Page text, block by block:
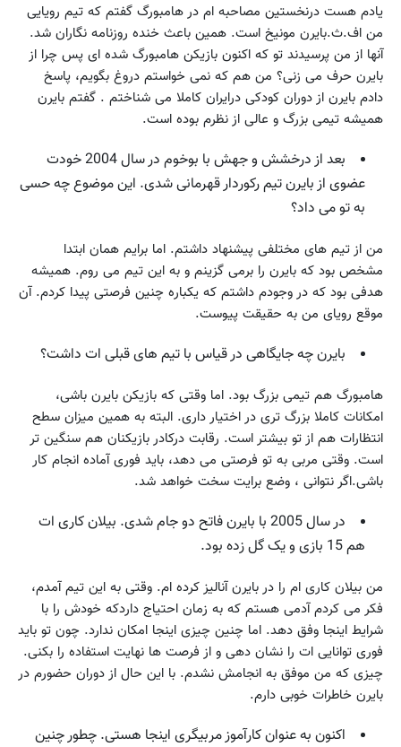
یادم هست درنخستین مصاحبه ام در هامبورگ گفتم که تیم رویایی
من اف.ث.بایرن مونیخ است. همین باعث خنده روزنامه نگاران شد.
آنها از من پرسیدند تو که اکنون بازیکن هامبورگ شده ای پس چرا از
بایرن حرف می زنی؟ من هم که نمی خواستم دروغ بگویم، پاسخ
دادم بایرن از دوران کودکی درایران کاملا می شناختم . گفتم بایرن
همیشه تیمی بزرگ و عالی از نظرم بوده است.
بعد از درخشش و جهش با بوخوم در سال 2004 خودت
عضوی از بایرن تیم رکوردار قهرمانی شدی. این موضوع چه حسی
به تو می داد؟
من از تیم های مختلفی پیشنهاد داشتم. اما برایم همان ابتدا
مشخص بود که بایرن را برمی گزینم و به این تیم می روم. همیشه
هدفی بود که در وجودم داشتم که یکباره چنین فرصتی پیدا کردم. آن
موقع رویای من به حقیقت پیوست.
بایرن چه جایگاهی در قیاس با تیم های قبلی ات داشت؟
هامبورگ هم تیمی بزرگ بود. اما وقتی که بازیکن بایرن باشی،
امکانات کاملا بزرگ تری در اختیار داری. البته به همین میزان سطح
انتظارات هم از تو بیشتر است. رقابت درکادر بازیکنان هم سنگین تر
است. وقتی مربی به تو فرصتی می دهد، باید فوری آماده انجام کار
باشی.اگر نتوانی ، وضع برایت سخت خواهد شد.
در سال 2005 با بایرن فاتح دو جام شدی. بیلان کاری ات
هم 15 بازی و یک گل زده بود.
من بیلان کاری ام را در بایرن آنالیز کرده ام. وقتی به این تیم آمدم،
فکر می کردم آدمی هستم که به زمان احتیاج داردکه خودش را با
شرایط اینجا وفق دهد. اما چنین چیزی اینجا امکان ندارد. چون تو باید
فوری توانایی ات را نشان دهی و از فرصت ها نهایت استفاده را بکنی.
چیزی که من موفق به انجامش نشدم. با این حال از دوران حضورم در
بایرن خاطرات خوبی دارم.
اکنون به عنوان کارآموز مربیگری اینجا هستی. چطور چنین